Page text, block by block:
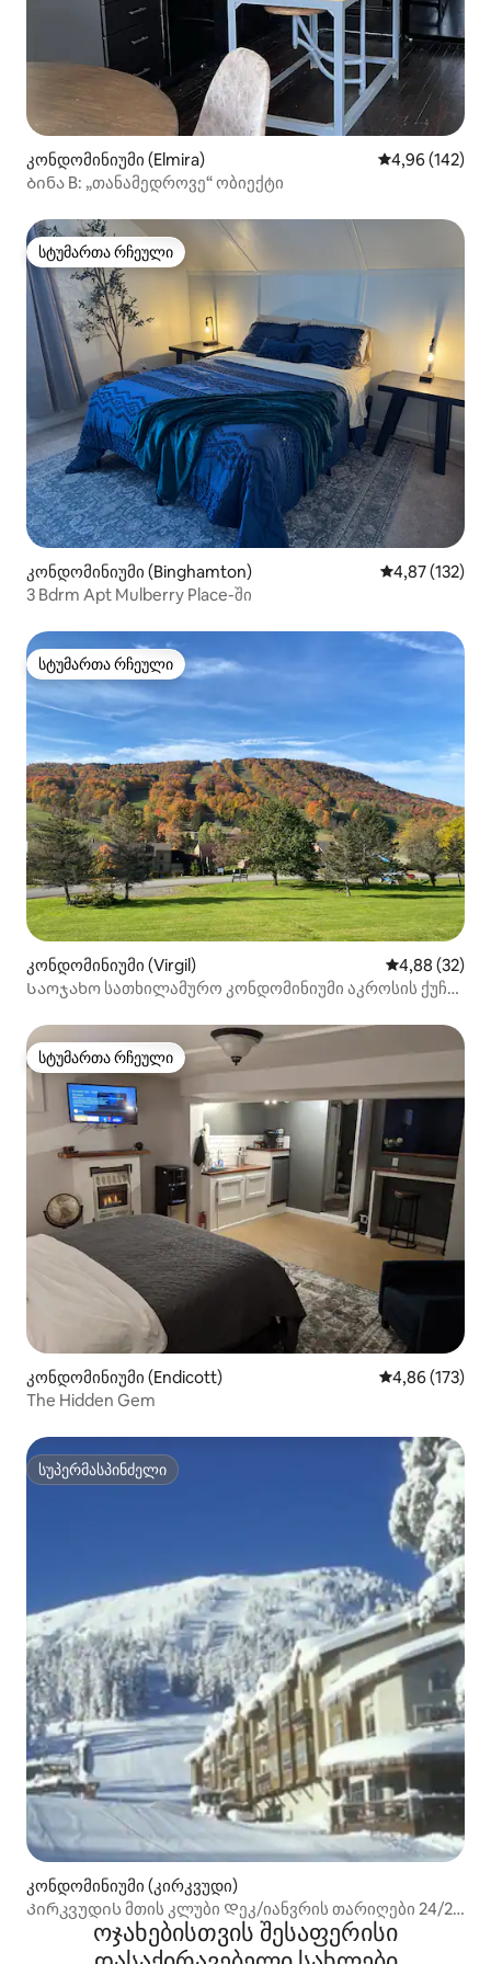
კონდომინიუმი (Elmira) საშუალო
4,96 (142)
Ბინა B: „თანამედროვე“ ობიექტი
სტუმართა რჩეული
სტუმართა რჩეული
კონდომინიუმი (Binghamton) საშუალო
4,87 (132)
3 Bdrm Apt Mulberry Place-ში
სტუმართა რჩეული
სტუმართა რჩეული
კონდომინიუმი (Virgil) საშუალო
4,88 (32)
Საოჯახო სათხილამურო კონდომინიუმი აკროსის ქუჩა
სტუმართა რჩეული
სტუმართა რჩეული
კონდომინიუმი (Endicott) საშუალო
4,86 (173)
The Hidden Gem
სუპერმასპინძელი
სუპერმასპინძელი
კონდომინიუმი (კირკვუდი)
Კირკვუდის მთის კლუბი Დეკ/იანვრის თარიღები 24/25
Სათხილამუროდ შესვლა/გასვლა
ოჯახებისთვის შესაფერისი